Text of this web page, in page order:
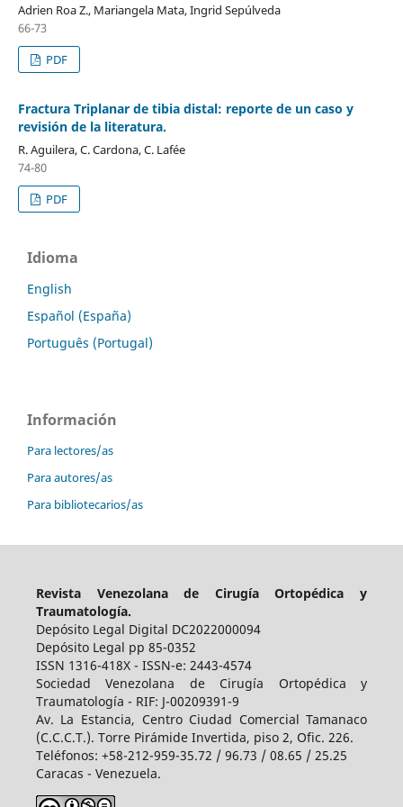
Adrien Roa Z., Mariangela Mata, Ingrid Sepúlveda
66-73
PDF
Fractura Triplanar de tibia distal: reporte de un caso y
revisión de la literatura.
R. Aguilera, C. Cardona, C. Lafée
74-80
PDF
Idioma
English
Español (España)
Português (Portugal)
Información
Para lectores/as
Para autores/as
Para bibliotecarios/as
Revista Venezolana de Cirugía Ortopédica y
Traumatología.
Depósito Legal Digital DC2022000094
Depósito Legal pp 85-0352
ISSN 1316-418X - ISSN-e: 2443-4574
Sociedad Venezolana de Cirugía Ortopédica y
Traumatología - RIF: J-00209391-9
Av. La Estancia, Centro Ciudad Comercial Tamanaco
(C.C.C.T.). Torre Pirámide Invertida, piso 2, Ofic. 226.
Teléfonos: +58-212-959-35.72 / 96.73 / 08.65 / 25.25
Caracas - Venezuela.